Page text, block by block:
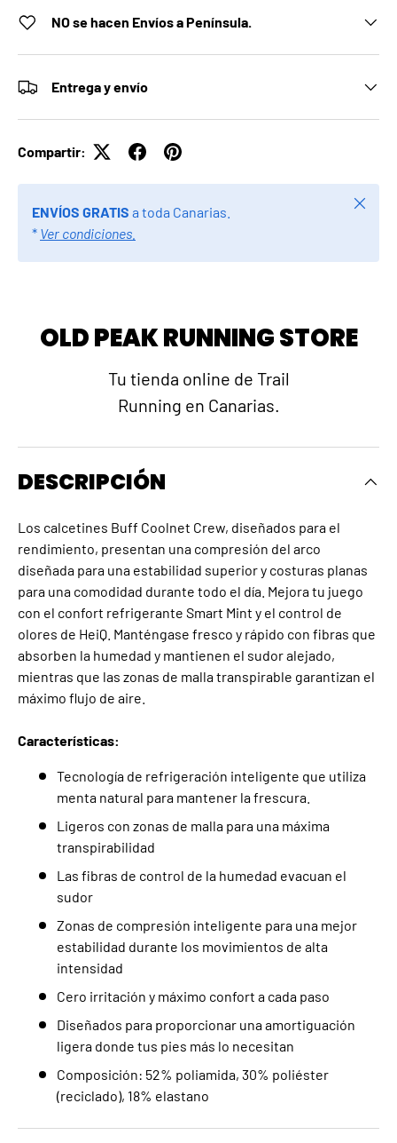
NO se hacen Envíos a Península.
Entrega y envío
Compartir:
ENVÍOS GRATIS a toda Canarias.
* Ver condiciones.
Cerrar
OLD PEAK RUNNING STORE
Tu tienda online de Trail
Running en Canarias.
DESCRIPCIÓN
Los calcetines Buff Coolnet Crew, diseñados para el
rendimiento, presentan una compresión del arco
diseñada para una estabilidad superior y costuras planas
para una comodidad durante todo el día. Mejora tu juego
con el confort refrigerante Smart Mint y el control de
olores de HeiQ. Manténgase fresco y rápido con fibras que
absorben la humedad y mantienen el sudor alejado,
mientras que las zonas de malla transpirable garantizan el
máximo flujo de aire.
Características:
Tecnología de refrigeración inteligente que utiliza
menta natural para mantener la frescura.
Ligeros con zonas de malla para una máxima
transpirabilidad
Las fibras de control de la humedad evacuan el
sudor
Zonas de compresión inteligente para una mejor
estabilidad durante los movimientos de alta
intensidad
Cero irritación y máximo confort a cada paso
Diseñados para proporcionar una amortiguación
ligera donde tus pies más lo necesitan
Composición: 52% poliamida, 30% poliéster
(reciclado), 18% elastano